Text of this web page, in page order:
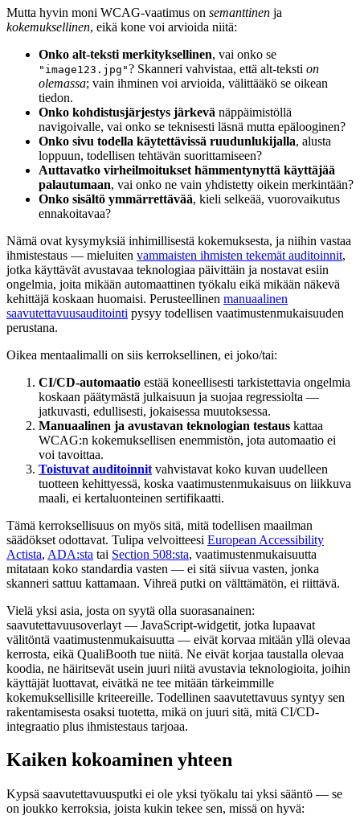
Mutta hyvin moni WCAG-vaatimus on semanttinen ja
kokemuksellinen, eikä kone voi arvioida niitä:
Onko alt-teksti merkityksellinen, vai onko se
"image123.jpg"? Skanneri vahvistaa, että alt-teksti on
olemassa; vain ihminen voi arvioida, välittääkö se oikean
tiedon.
Onko kohdistusjärjestys järkevä näppäimistöllä
navigoivalle, vai onko se teknisesti läsnä mutta epälooginen?
Onko sivu todella käytettävissä ruudunlukijalla, alusta
loppuun, todellisen tehtävän suorittamiseen?
Auttavatko virheilmoitukset hämmentynyttä käyttäjää
palautumaan, vai onko ne vain yhdistetty oikein merkintään?
Onko sisältö ymmärrettävää, kieli selkeää, vuorovaikutus
ennakoitavaa?
Nämä ovat kysymyksiä inhimillisestä kokemuksesta, ja niihin vastaa
ihmistestaus — mieluiten vammaisten ihmisten tekemät auditoinnit,
jotka käyttävät avustavaa teknologiaa päivittäin ja nostavat esiin
ongelmia, joita mikään automaattinen työkalu eikä mikään näkevä
kehittäjä koskaan huomaisi. Perusteellinen manuaalinen
saavutettavuusauditointi pysyy todellisen vaatimustenmukaisuuden
perustana.
Oikea mentaalimalli on siis kerroksellinen, ei joko/tai:
CI/CD-automaatio estää koneellisesti tarkistettavia ongelmia
koskaan päätymästä julkaisuun ja suojaa regressiolta —
jatkuvasti, edullisesti, jokaisessa muutoksessa.
Manuaalinen ja avustavan teknologian testaus kattaa
WCAG:n kokemuksellisen enemmistön, jota automaatio ei
voi tavoittaa.
Toistuvat auditoinnit vahvistavat koko kuvan uudelleen
tuotteen kehittyessä, koska vaatimustenmukaisuus on liikkuva
maali, ei kertaluonteinen sertifikaatti.
Tämä kerroksellisuus on myös sitä, mitä todellisen maailman
säädökset odottavat. Tulipa velvoitteesi European Accessibility
Actista, ADA:sta tai Section 508:sta, vaatimustenmukaisuutta
mitataan koko standardia vasten — ei sitä siivua vasten, jonka
skanneri sattuu kattamaan. Vihreä putki on välttämätön, ei riittävä.
Vielä yksi asia, josta on syytä olla suorasanainen:
saavutettavuusoverlayt — JavaScript-widgetit, jotka lupaavat
välitöntä vaatimustenmukaisuutta — eivät korvaa mitään yllä olevaa
kerrosta, eikä QualiBooth tue niitä. Ne eivät korjaa taustalla olevaa
koodia, ne häiritsevät usein juuri niitä avustavia teknologioita, joihin
käyttäjät luottavat, eivätkä ne tee mitään tärkeimmille
kokemuksellisille kriteereille. Todellinen saavutettavuus syntyy sen
rakentamisesta osaksi tuotetta, mikä on juuri sitä, mitä CI/CD-
integraatio plus ihmistestaus tarjoaa.
Kaiken kokoaminen yhteen
Kypsä saavutettavuusputki ei ole yksi työkalu tai yksi sääntö — se
on joukko kerroksia, joista kukin tekee sen, missä on hyvä: